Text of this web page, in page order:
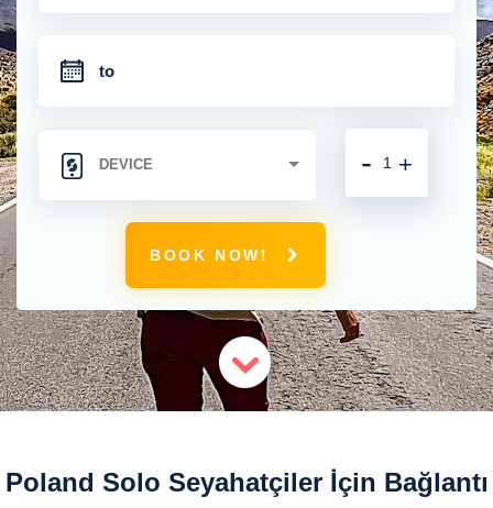
+
-
BOOK NOW!
Poland Solo Seyahatçiler İçin Bağlantı